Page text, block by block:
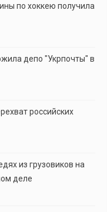
по хоккею получила
депо "Укрпочты" в
российских
из грузовиков на
деле